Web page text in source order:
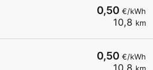
0,50 €/kWh
10,8 km
0,50 €/kWh